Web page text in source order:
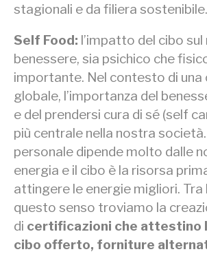
stagionali e da filiera sostenibile.
Self Food: l’impatto del cibo
benessere, sia psichico che
importante. Nel contesto di una
globale, l’importanza del
e del prendersi cura di sé (self
più centrale nella nostra
personale dipende molto dalle
energia e il cibo è la risorsa
attingere le energie migliori. Tra
questo senso troviamo la
di certificazioni che attestino
cibo offerto, forniture